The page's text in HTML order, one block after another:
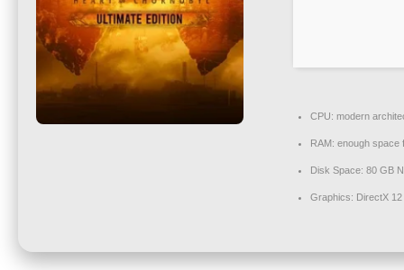
CPU: modern
RAM: enough space
Disk Space: 80 GB
Graphics: DirectX